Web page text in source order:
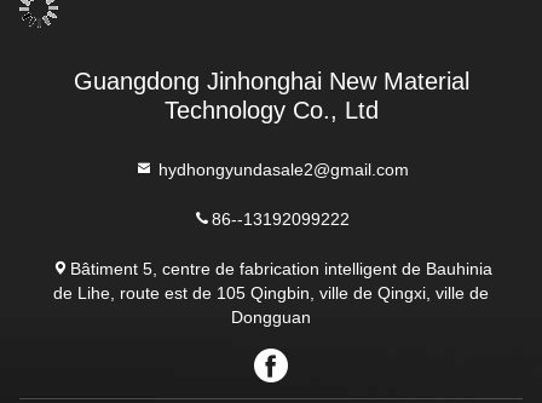
Guangdong Jinhonghai New Material
Technology Co., Ltd
hydhongyundasale2@gmail.com
86--13192099222
Bâtiment 5, centre de fabrication intelligent de Bauhinia
de Lihe, route est de 105 Qingbin, ville de Qingxi, ville de
Dongguan